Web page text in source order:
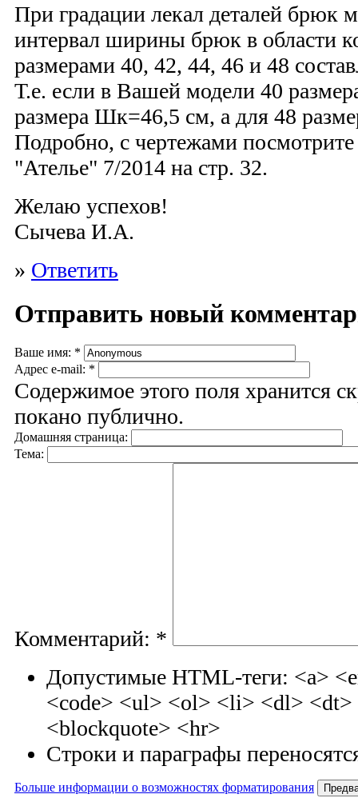
При градации лекал деталей брюк
интервал ширины брюк в области
размерами 40, 42, 44, 46 и 48
Т.е. если в Вашей модели 40
размера Шк=46,5 см, а для 48
Подробно, с чертежами
"Ателье" 7/2014 на стр. 32.
Желаю успехов!
Сычева И.А.
» Ответить
Отправить новый
Ваше имя: *
Адрес e-mail: *
Содержимое этого поля хранится
покано публично.
Домашняя страница:
Тема:
Комментарий: *
Допустимые HTML-теги: <a>
<code> <ul> <ol> <li> <dl> <dt>
<blockquote> <hr>
Строки и параграфы
Больше информации о возможностях форматирования